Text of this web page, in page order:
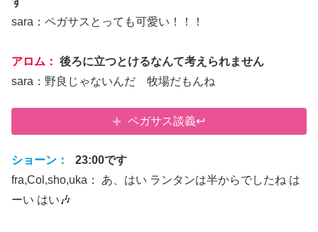
sara：ペガサスとっても可愛い！！！
アロム： 後ろに立つとけるなんて考えられません
sara：野良じゃないんだ 牧場だもんね
ペガサス談義↩
ショーン：
23:00です
fra,Col,sho,uka： あ、はい ランタンは半からでしたね は
ーい はい🎶